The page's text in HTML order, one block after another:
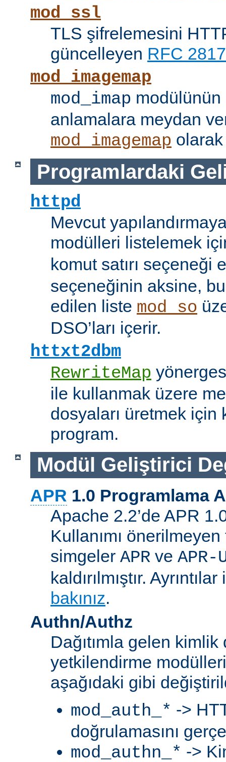
mod_ssl
TLS şifrelemesini
güncelleyen RFC 2817
mod_imagemap
mod_imap modülünün
anlamalara meydan
mod_imagemap
Programlardaki
httpd
Mevcut
modülleri listelemek
komut satırı seçeneği
seçeneğinin aksine,
edilen liste mod_so
DSO’ları içerir.
httxt2dbm
RewriteMap
ile kullanmak üzere
dosyaları üretmek için
program.
Modül Geliştirici
APR 1.0 Programlama
Apache 2.2’de APR
Kullanımı
simgeler APR ve
kaldırılmıştır.
bakınız.
Authn/Authz
Dağıtımla gelen
yetkilendirme
aşağıdaki gibi
mod_auth_* ->
doğrulamasını
mod_authn_* ->